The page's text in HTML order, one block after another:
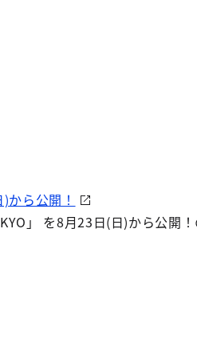
ら公開！
」 を8月23日(日)から公開！